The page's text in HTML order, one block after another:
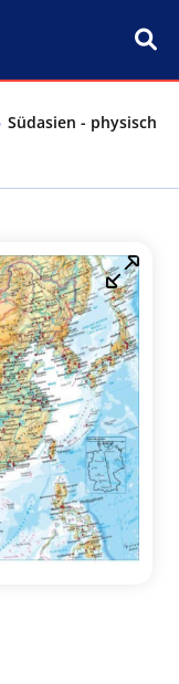
Südasien - physisch